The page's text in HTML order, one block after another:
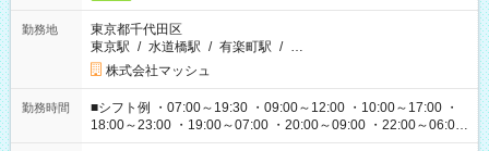
勤務地
東京都千代田区
東京駅 / 水道橋駅 / 有楽町駅 / …
株式会社マッシュ
勤務時間
■シフト例 ・07:00～19:30 ・09:00～12:00 ・10:00～17:00 ・
18:00～23:00 ・19:00～07:00 ・20:00～09:00 ・22:00～06:00
etc ★最短で3時間で5,120円のお仕事から 15時間で2万円近く稼